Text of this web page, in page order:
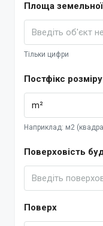
Площа земельної
Тільки цифри
Постфікс
Наприклад: м2
Поверховість
Поверх